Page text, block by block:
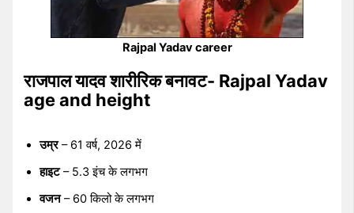
Rajpal Yadav career
राजपाल यादव शारीरिक बनावट- Rajpal Yadav
age and height
उम्र– 61 वर्ष, 2026 में
हाइट– 5.3 इंच के लगभग
वजन– 60 किलो के लगभग